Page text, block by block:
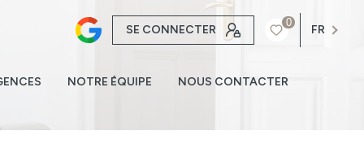
SE CONNECTER
0
FR
NOTRE ÉQUIPE NOUS CONTACTER